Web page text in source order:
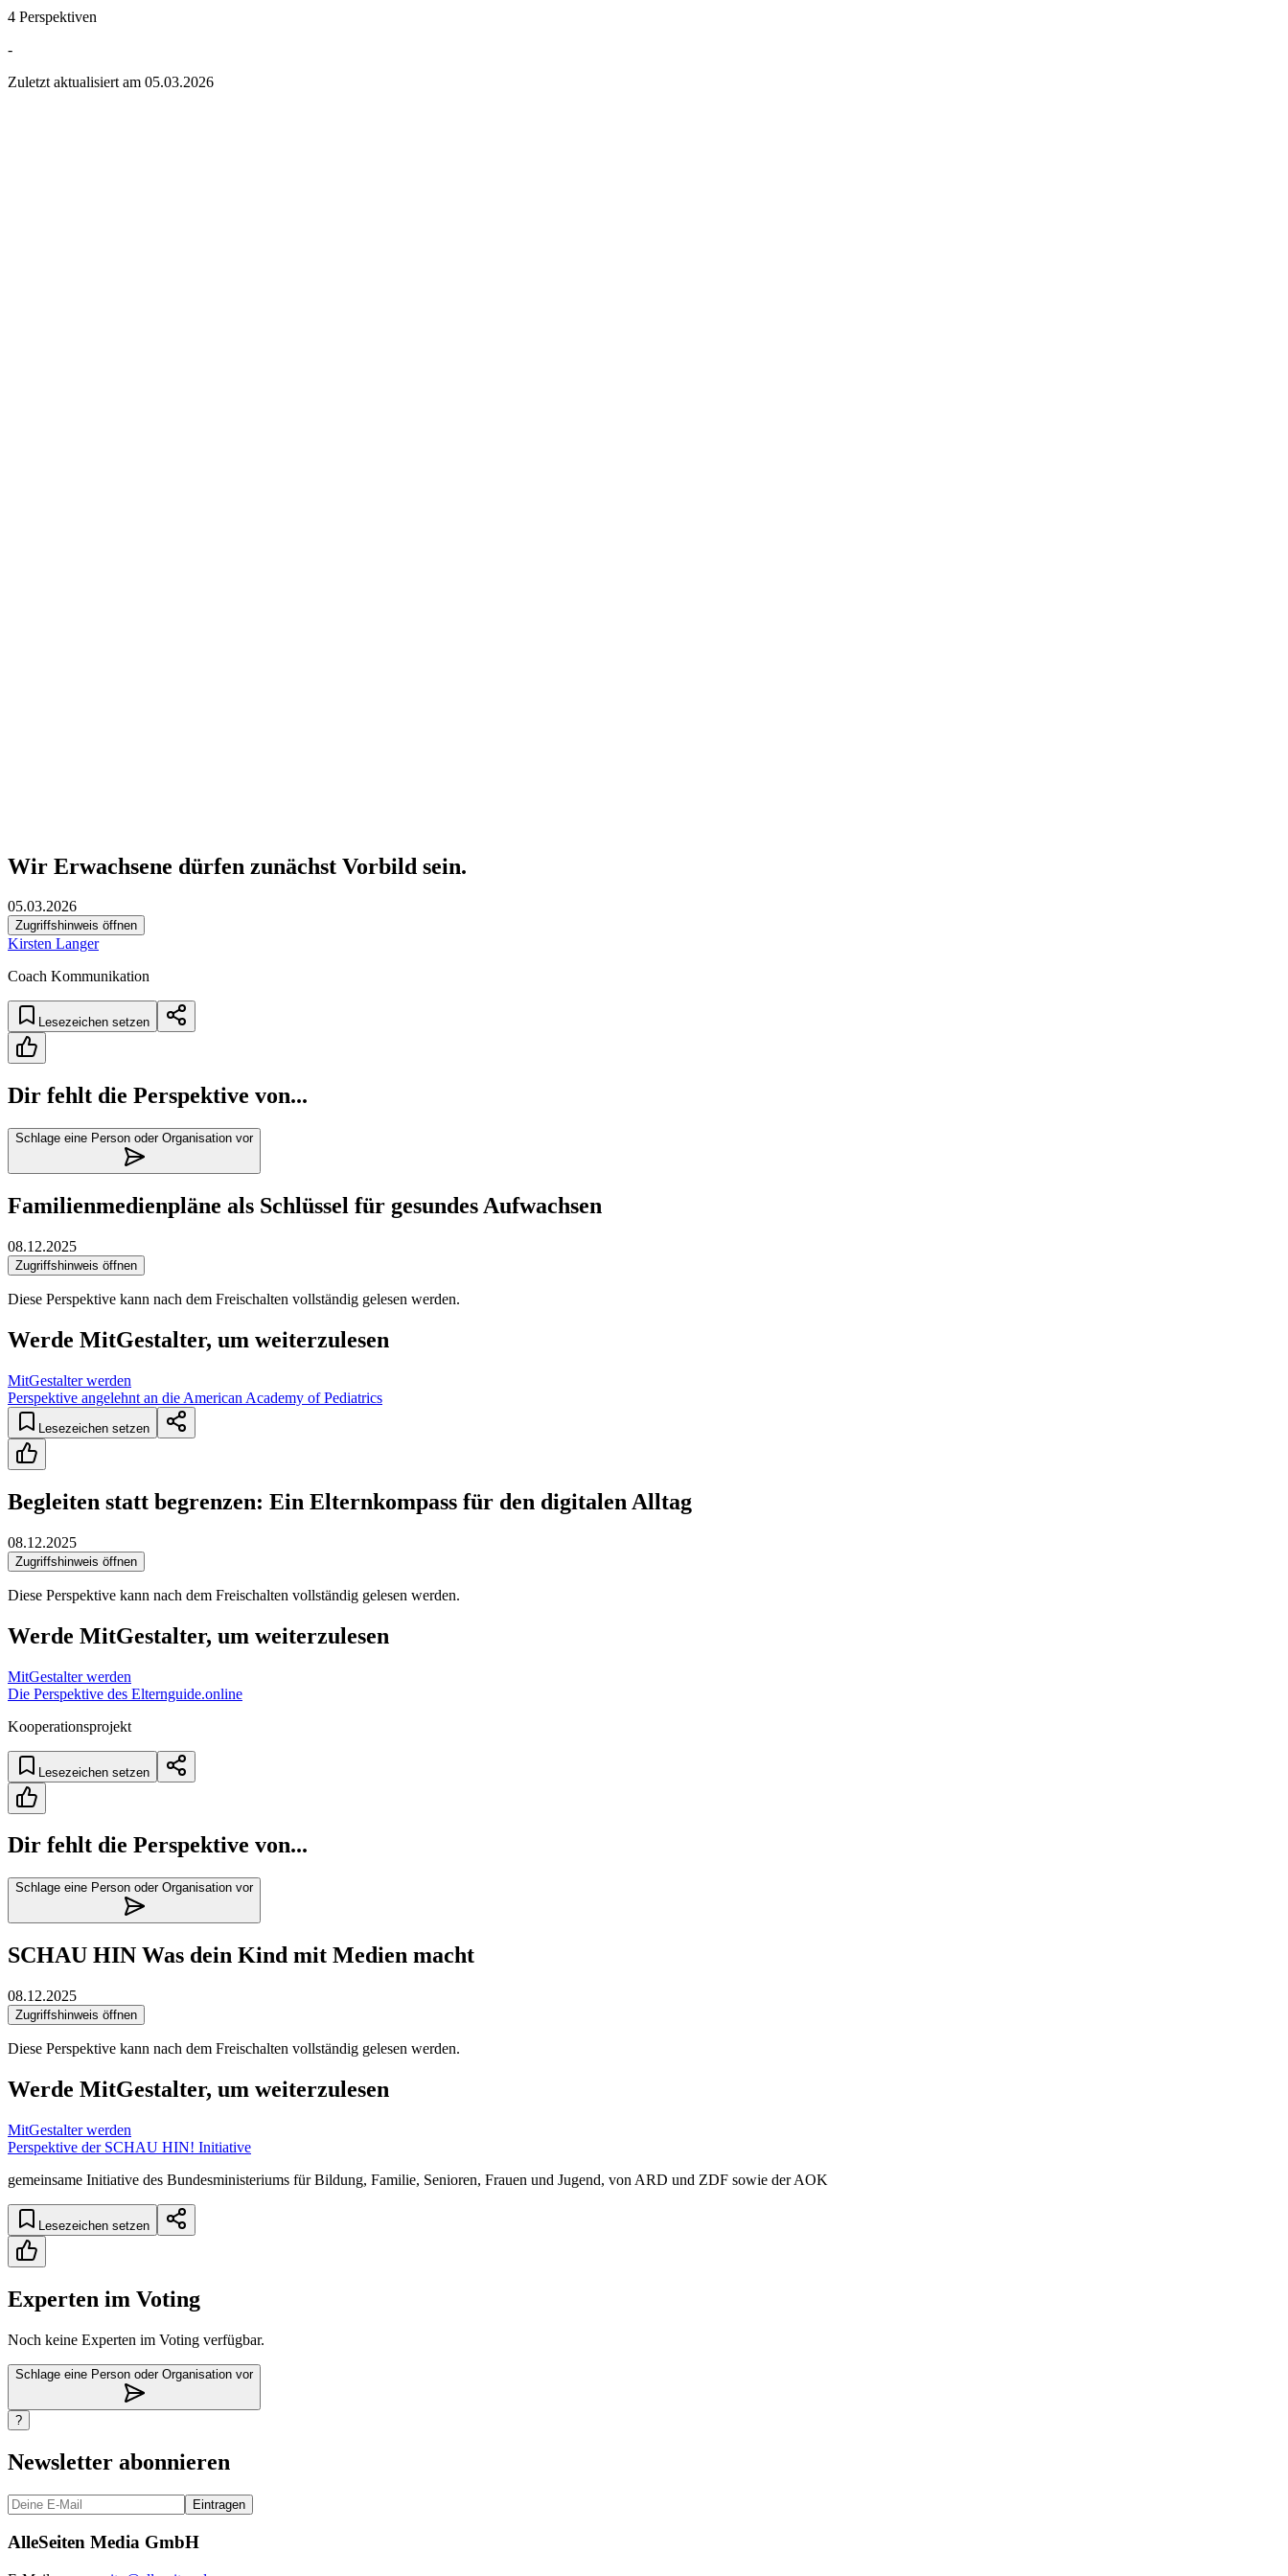
4 Perspektiven
-
Zuletzt aktualisiert am 05.03.2026
Wir Erwachsene dürfen zunächst Vorbild sein.
05.03.2026
Zugriffshinweis öffnen
Kirsten Langer
Coach Kommunikation
Lesezeichen setzen
Dir fehlt die Perspektive von...
Schlage eine Person oder Organisation vor
Familienmedienpläne als Schlüssel für gesundes Aufwachsen
08.12.2025
Zugriffshinweis öffnen
Diese Perspektive kann nach dem Freischalten vollständig gelesen werden.
Werde MitGestalter, um weiterzulesen
MitGestalter werden
Perspektive angelehnt an die American Academy of Pediatrics
Lesezeichen setzen
Begleiten statt begrenzen: Ein Elternkompass für den digitalen Alltag
08.12.2025
Zugriffshinweis öffnen
Diese Perspektive kann nach dem Freischalten vollständig gelesen werden.
Werde MitGestalter, um weiterzulesen
MitGestalter werden
Die Perspektive des Elternguide.online
Kooperationsprojekt
Lesezeichen setzen
Dir fehlt die Perspektive von...
Schlage eine Person oder Organisation vor
SCHAU HIN Was dein Kind mit Medien macht
08.12.2025
Zugriffshinweis öffnen
Diese Perspektive kann nach dem Freischalten vollständig gelesen werden.
Werde MitGestalter, um weiterzulesen
MitGestalter werden
Perspektive der SCHAU HIN! Initiative
gemeinsame Initiative des Bundesministeriums für Bildung, Familie, Senioren, Frauen und Jugend, von ARD und ZDF sowie der AOK
Lesezeichen setzen
Experten im Voting
Noch keine Experten im Voting verfügbar.
Schlage eine Person oder Organisation vor
?
Newsletter abonnieren
Eintragen
AlleSeiten Media GmbH